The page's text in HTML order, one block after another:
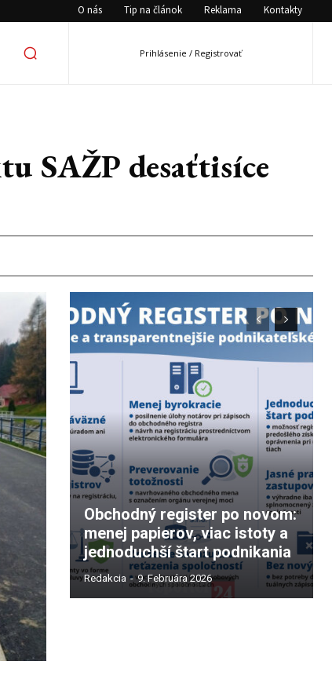
O nás Tip na článok Reklama Kontakty
Prihlásenie / Registrovať
SAŽP desaťtisíce
Obchodný register po novom:
menej papierov, viac istoty a
jednoduchší štart podnikania
Redakcia - 9. Februára 2026